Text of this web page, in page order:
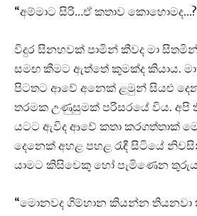
“අම්මාට සිරි…ඒ කතාව
විදුර සිනහවක් පාමින් කීවද මා
සමඟ කීමට ඇත්තේ කුමක්ද කියාය.
පිටතට ආවේ අනෙක් ළමුන් සියළු
තරමක උණුසුමක් පරිසරයේ විය. අපි
යටට ඇවිද ආවේ කතා කරගත්තාක්
දෙනෙක් අහළ පහළ රැඳී සිටියේ
යාමට කිසිවෙකු හෝ පැමිණෙන
“මොනවද ගිම්හාන කියන්න තියනවා